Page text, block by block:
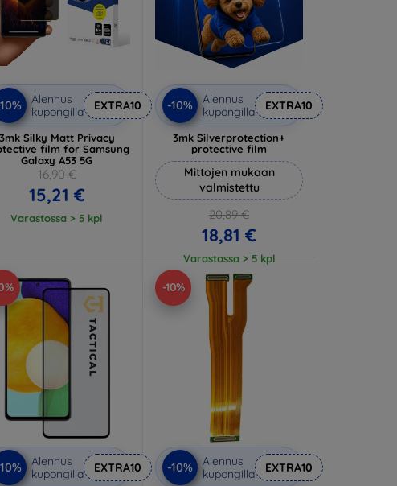
Alennus
kupongilla
EXTRA10
3mk Silky Matt Privacy
film for Samsung
Galaxy A53 5G
16,90 €
15,21 €
Varastossa > 5 kpl
-10%
Alennus
kupongilla
EXTRA10
3mk Silverprotection+
protective film
Mittojen mukaan
valmistettu
20,89 €
18,81 €
Varastossa > 5 kpl
Alennus
kupongilla
EXTRA10
-10%
-10%
Alennus
kupongilla
EXTRA10